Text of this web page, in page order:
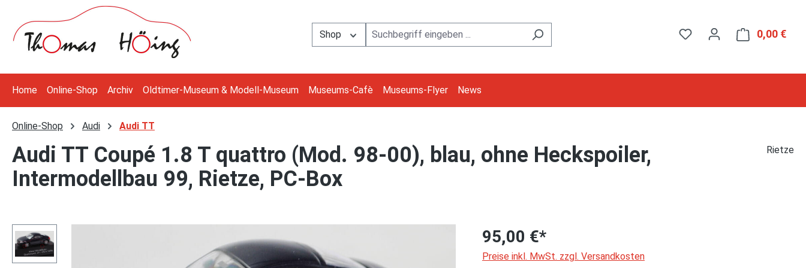
Hauptinhalt springen
Zur Suche springen
Zur Hauptnavigation springen
Shop
0,00 €
Home Online-Shop Archiv Oldtimer-Museum & Modell-Museum Museums-Cafè Museums-Flyer News
Online-Shop Audi Audi TT
Audi TT Coupé 1.8 T quattro (Mod. 98-00), blau, ohne Heckspoiler,
Intermodellbau 99, Rietze, PC-Box
Rietze
Bildergalerie überspringen 95,00 €*
Preise inkl. MwSt. zzgl. Versandkosten